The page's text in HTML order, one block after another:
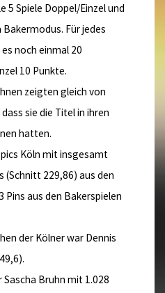
5 Spiele Doppel/Einzel und
Für jedes
noch einmal 20
10 Punkte.
zeigten gleich von
sie die Titel in ihren
hatten.
Köln mit insgesamt
(Schnitt 229,86) aus den
Pins aus den Bakerspielen
der Kölner war Dennis
Bruhn mit 1.028